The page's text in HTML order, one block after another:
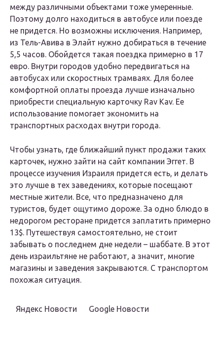
между различными объектами тоже умеренные.
Поэтому долго находиться в автобусе или поезде
не придется. Но возможны исключения. Например,
из Тель-Авива в Элайт нужно добираться в течение
5,5 часов. Обойдется такая поездка примерно в 17
евро. Внутри городов удобно передвигаться на
автобусах или скоростных трамваях. Для более
комфортной оплаты проезда лучше изначально
приобрести специальную карточку Rav Kav. Ее
использование помогает экономить на
транспортных расходах внутри города.
Чтобы узнать, где ближайший пункт продажи таких
карточек, нужно зайти на сайт компании Эггет. В
процессе изучения Израиля придется есть, и делать
это лучше в тех заведениях, которые посещают
местные жители. Все, что предназначено для
туристов, будет ощутимо дороже. За одно блюдо в
недорогом ресторане придется заплатить примерно
13$. Путешествуя самостоятельно, не стоит
забывать о последнем дне недели – шаббате. В этот
день израильтяне не работают, а значит, многие
магазины и заведения закрываются. С транспортом
похожая ситуация.
Яндекс Новости Google Новости